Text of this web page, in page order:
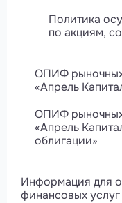
Политика
по акциям,
ОПИФ
«Апрель
ОПИФ
«Апрель
облигации»
Информация для
финансовых услуг